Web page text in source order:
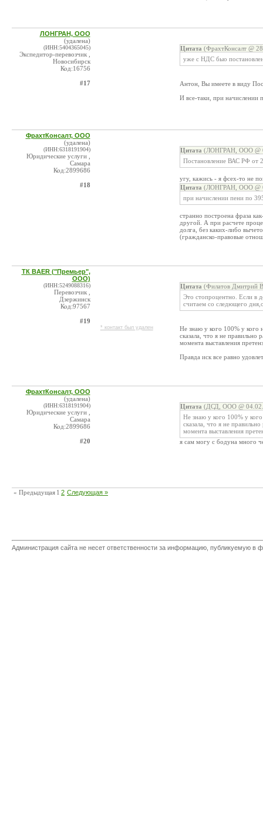
ЛОНГРАН, ООО
(удалена)
(ИНН:5404365045)
Экспедитор-перевозчик ,
Новосибирск
Код:16756
#17
Цитата (ФрахтКонсалт @
уже с НДС быо
Антон, Вы имеете в виду
И все-таки, при
ФрахтКонсалт, ООО
(удалена)
(ИНН:6318191904)
Юридические услуги ,
Самара
Код:2899686
#18
Цитата (ЛОНГРАН, ООО @
Постановление ВАС РФ от
угу, кажись - я фсех-то не
Цитата (ЛОНГРАН, ООО @
при начислении пени по
странно построена фраза
другой. А при расчете
долга, без каких-либо
(гражданско-правовые
ТК BAER ("Премьер",
ООО)
(ИНН:5249088316)
Перевозчик ,
Дзержинск
Код:97567
#19
* контакт был удален
Цитата (Филатов Дмитрий
Это стопроцентно. Если в
считаем со следющего
Не знаю у кого 100% у кого
сказала, что я не правильно
момента выставления
Правда иск все равно
ФрахтКонсалт, ООО
(удалена)
(ИНН:6318191904)
Юридические услуги ,
Самара
Код:2899686
#20
Цитата (ДСД, ООО @
Не знаю у кого 100% у
сказала, что я не
момента выставления
я сам могу с бодуна много
« Предыдущая 1 2 Следующая »
Администрация сайта не несет ответственности за информацию, публикуемую